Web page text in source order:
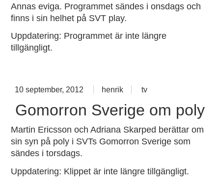
Annas eviga. Programmet sändes i onsdags och
finns i sin helhet på SVT play.
Uppdatering: Programmet är inte längre
tillgängligt.
10 september, 2012 henrik tv
Gomorron Sverige om poly
Martin Ericsson och Adriana Skarped berättar om
sin syn på poly i SVTs Gomorron Sverige som
sändes i torsdags.
Uppdatering: Klippet är inte längre tillgängligt.